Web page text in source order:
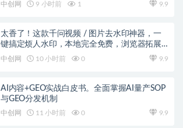
中创网 9 小时前 1 9.9
太香了！这款千问视频 / 图片去水印神器，一
键搞定烦人水印，本地完全免费，浏览器拓展
插件
中创网 10 小时前 0 9.9
AI内容+GEO实战白皮书。全面掌握AI量产SOP
与GEO分发机制
中创网 11 小时前 0 9.9